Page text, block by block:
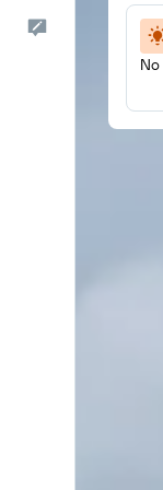
Comentarios